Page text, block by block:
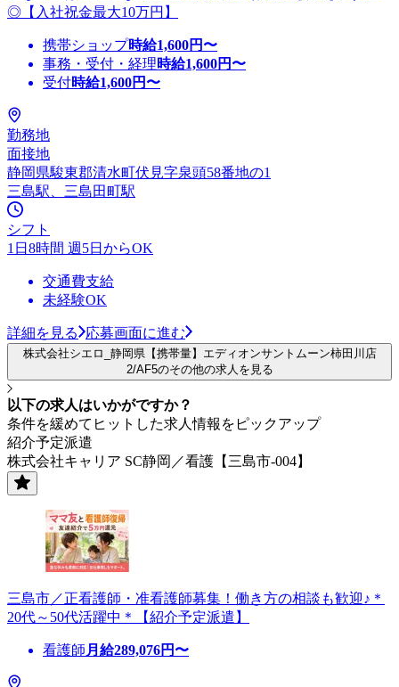
◎【入社祝金最大10万円】
携帯ショップ時給1,600円〜
事務・受付・経理時給1,600円〜
受付時給1,600円〜
勤務地
面接地
静岡県駿東郡清水町伏見字泉頭58番地の1
三島駅、三島田町駅
シフト
1日8時間 週5日からOK
交通費支給
未経験OK
詳細を見る 応募画面に進む
株式会社シエロ_静岡県【携帯量】エディオンサントムーン柿田川店
2/AF5のその他の求人を見る
以下の求人はいかがですか？
条件を緩めてヒットした求人情報をピックアップ
紹介予定派遣
株式会社キャリア SC静岡／看護【三島市-004】
三島市／正看護師・准看護師募集！働き方の相談も歓迎♪＊
20代～50代活躍中＊【紹介予定派遣】
看護師 月給289,076円〜